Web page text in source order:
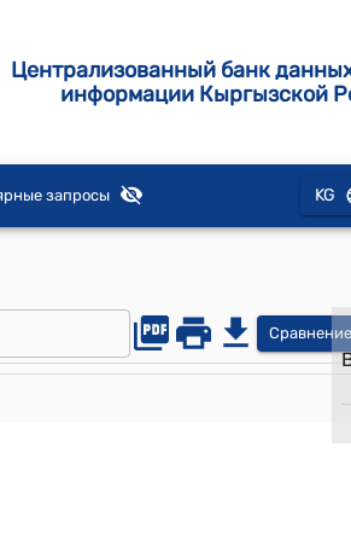
Централизованный банк
информации Кыргызской
запросы KG
Сравнение